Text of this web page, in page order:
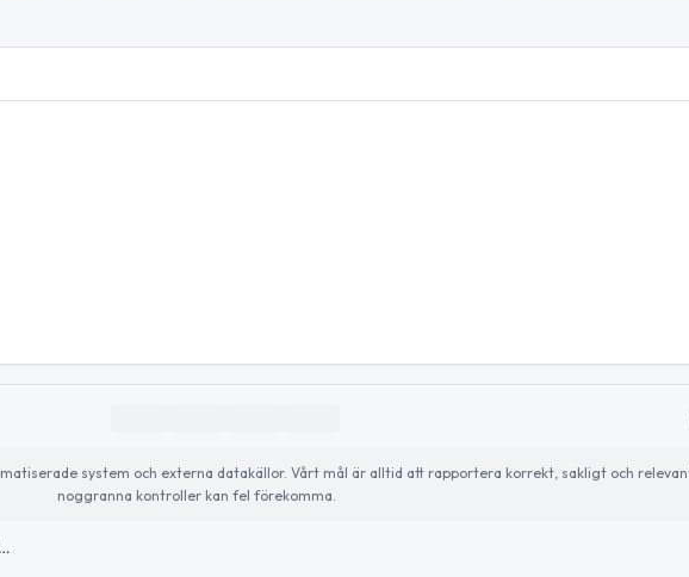
system och externa datakällor. Vårt mål är alltid att rapportera korrekt, sakligt och
noggranna kontroller kan fel förekomma.
Informationsträff om vattenläget och lodjurets dag uppmärksammas